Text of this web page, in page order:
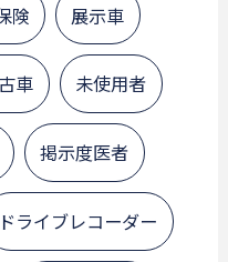
険 展示車
車 未使用者
掲示度医者
ドライブレコーダー